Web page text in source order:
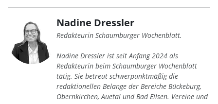
Nadine Dressler
Redakteurin Schaumburger Wochenblatt.
Nadine Dressler ist seit Anfang 2024 als
Redakteurin beim Schaumburger Wochenblatt
tätig. Sie betreut schwerpunktmäßig die
redaktionellen Belange der Bereiche Bückeburg,
Obernkirchen, Auetal und Bad Eilsen. Vereine und